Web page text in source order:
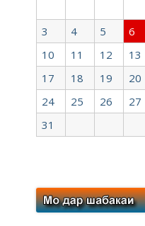
3
4 5 6
10
11 12 13
17
18 19 20
24
25 26 27
31